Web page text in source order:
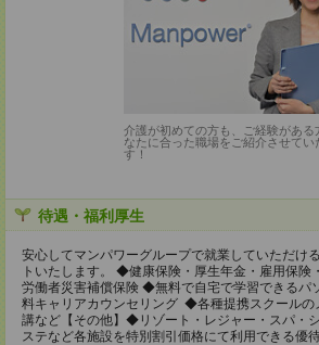
介護が初めての方も、ご経験がある
なたに合った職場をご紹介させてい
す！
待遇・福利厚生
安心してマンパワーグループで就業していただけ
トいたします。 ◆健康保険・厚生年金・雇用保険
労働者災害補償保険 ◆無料で自宅で学習できる
料キャリアカウンセリング ◆各種提携スクールの
講など【その他】◆リゾート・レジャー・スパ・
ステなど各施設を特別割引価格にて利用できる優